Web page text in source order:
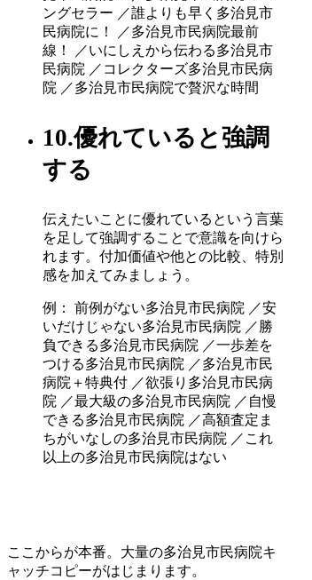
ングセラー ／誰よりも早く多治見市
民病院に！ ／多治見市民病院最前
線！ ／いにしえから伝わる多治見市
民病院 ／コレクターズ多治見市民病
院 ／多治見市民病院で贅沢な時間
10.優れていると強調
する
伝えたいことに優れているという言葉
を足して強調することで意識を向けら
れます。付加価値や他との比較、特別
感を加えてみましょう。
例： 前例がない多治見市民病院 ／安
いだけじゃない多治見市民病院 ／勝
負できる多治見市民病院 ／一歩差を
つける多治見市民病院 ／多治見市民
病院＋特典付 ／欲張り多治見市民病
院 ／最大級の多治見市民病院 ／自慢
できる多治見市民病院 ／高額査定ま
ちがいなしの多治見市民病院 ／これ
以上の多治見市民病院はない
ここからが本番。大量の多治見市民病院キ
ャッチコピーがはじまります。